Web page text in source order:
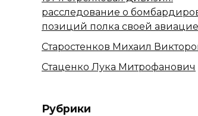
расследование о
позиций полка своей
Старостенков Михаил
Стаценко Лука Митрофанович
Рубрики